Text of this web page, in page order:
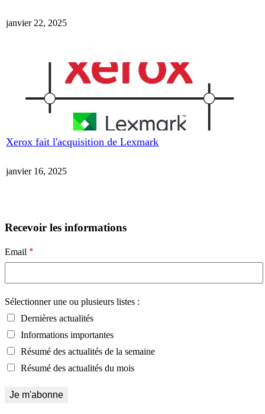
janvier 22, 2025
Xerox fait l'acquisition de Lexmark
janvier 16, 2025
Recevoir les informations
Email *
Sélectionner une ou plusieurs listes :
Dernières actualités
Informations importantes
Résumé des actualités de la semaine
Résumé des actualités du mois